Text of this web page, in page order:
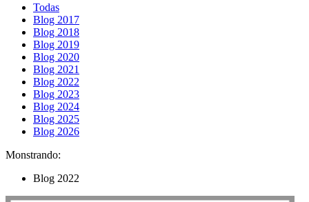
Todas
Blog 2017
Blog 2018
Blog 2019
Blog 2020
Blog 2021
Blog 2022
Blog 2023
Blog 2024
Blog 2025
Blog 2026
Monstrando:
Blog 2022